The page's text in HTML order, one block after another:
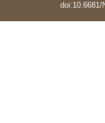
doi:10.6681/